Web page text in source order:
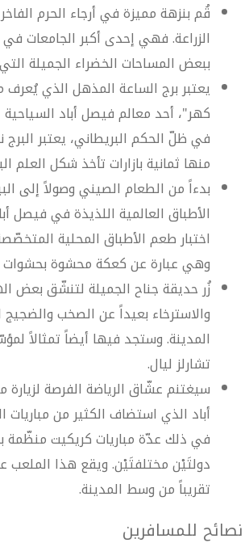
قُم بنزهة مميزة في أرجاء الحرم
الزراعة. فهي إحدى أكبر الجامعات في
ببعض المساحات الخضراء الجميلة
يعتبر برج الساعة المذهل الذي
كهر"، أحد معالم فيصل أباد
في ظلّ الحكم البريطاني، يعتبر
منها ثمانية بازارات تأخذ شكل العلم
بدءاً من الطعام الصيني وصولاً إلى
الأطباق العالمية اللذيذة في فيصل
اختبار طعم الأطباق المحلية
وهي عبارة عن كعكة محشوة بحشوات
زُر حديقة جناح الجميلة لتنشّق بعض
والاسترخاء بعيداً عن الصخب والضجيج
المدينة. وستجد فيها أيضاً تمثالاً
تشارلز ليال.
سيغتنم عشّاق الرياضة الفرصة
أباد الذي استضاف الكثير من مباريات
في ذلك عدّة مباريات كريكيت منظّمة
دولتَيْن مختلفتَيْن. ويقع هذا الملعب
تقريباً من وسط المدينة.
نصائح للمسافرين